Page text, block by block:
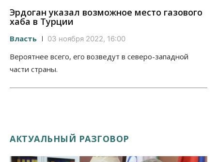
Эрдоган указал возможное место газового
хаба в Турции
Власть 03 ноября 2022, 16:00
Вероятнее всего, его возведут в северо-западной
части страны.
АКТУАЛЬНЫЙ РАЗГОВОР